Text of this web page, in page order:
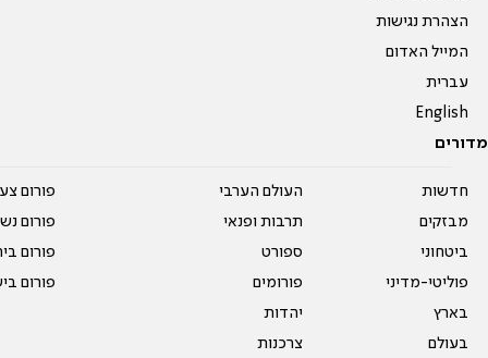
הצהרת נגישות
המייל האדום
עברית
English
מדורים
חדשות
מבזקים
ביטחוני
פוליטי-מדיני
בארץ
בעולם
העולם הערבי
תרבות ופנאי
ספורט
פורומים
יהדות
צרכנות
פורום
פורום
פורום
פורום